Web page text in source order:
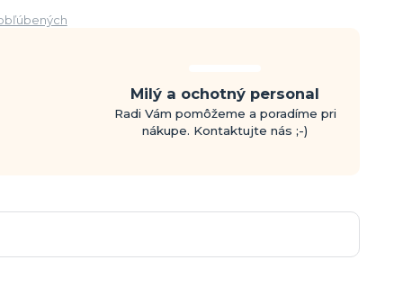
Milý a ochotný personal
Radi Vám pomôžeme a poradíme pri
nákupe. Kontaktujte nás ;-)